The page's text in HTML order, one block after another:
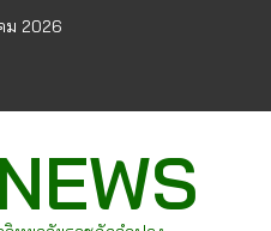
ม 2026